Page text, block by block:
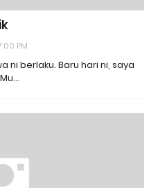
PM
ni berlaku. Baru hari ni, saya